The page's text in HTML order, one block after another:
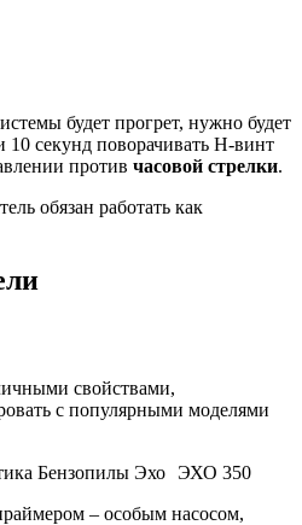
будет прогрет, нужно будет
10 секунд поворачивать Н-винт
против часовой стрелки.
обязан работать как
свойствами,
с популярными моделями
ЭХО 350
– особым насосом,